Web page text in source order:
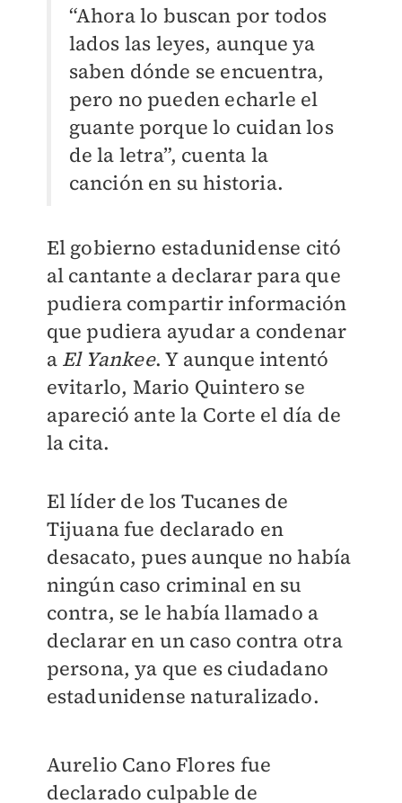
“Ahora lo buscan por todos
lados las leyes, aunque ya
saben dónde se encuentra,
pero no pueden echarle el
guante porque lo cuidan los
de la letra”, cuenta la
canción en su historia.
El gobierno estadunidense citó
al cantante a declarar para que
pudiera compartir información
que pudiera ayudar a condenar
a El Yankee. Y aunque intentó
evitarlo, Mario Quintero se
apareció ante la Corte el día de
la cita.
El líder de los Tucanes de
Tijuana fue declarado en
desacato, pues aunque no había
ningún caso criminal en su
contra, se le había llamado a
declarar en un caso contra otra
persona, ya que es ciudadano
estadunidense naturalizado.
Aurelio Cano Flores fue
declarado culpable de